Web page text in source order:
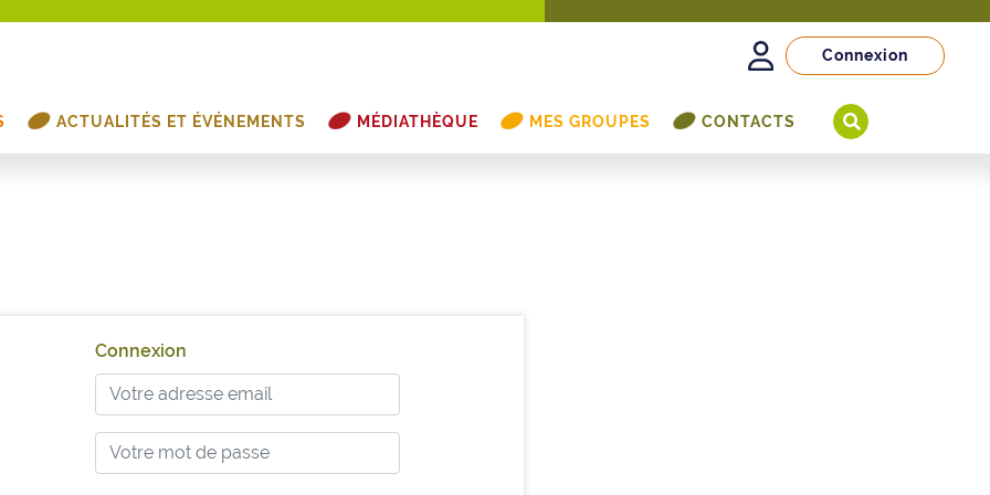
Connexion
ACTUALITÉS ET ÉVÉNEMENTS MÉDIATHÈQUE MES GROUPES CONTACTS
Connexion